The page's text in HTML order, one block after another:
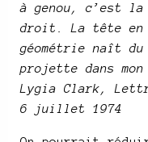
à genou, c’est la
droit. La tête
géométrie naît
projette dans
Lygia Clark,
6 juillet 1974